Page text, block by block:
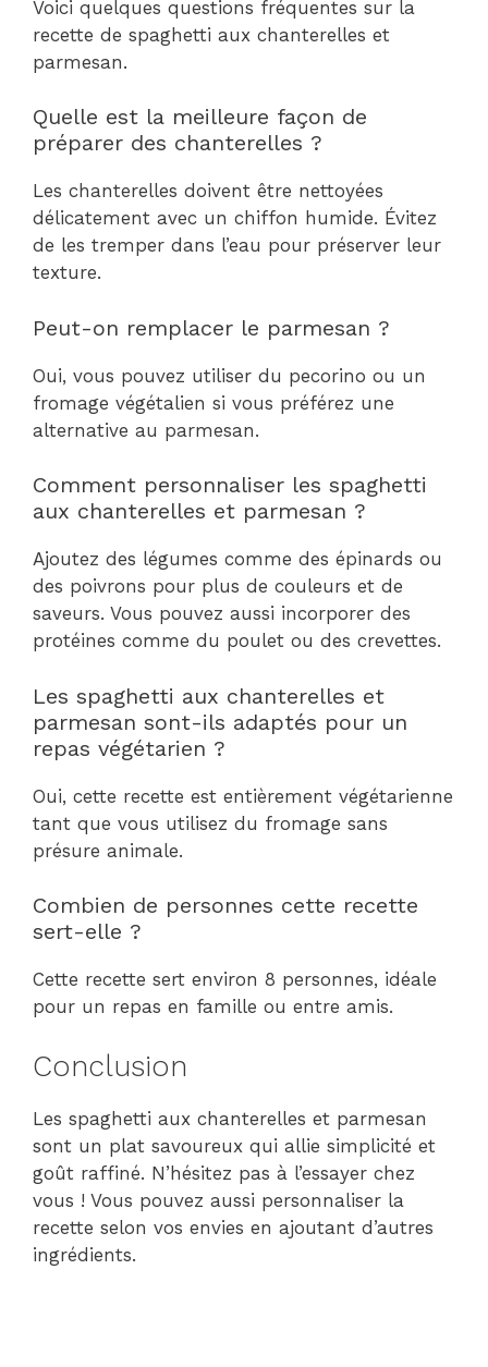
Voici quelques questions fréquentes sur la
recette de spaghetti aux chanterelles et
parmesan.
Quelle est la meilleure façon de
préparer des chanterelles ?
Les chanterelles doivent être nettoyées
délicatement avec un chiffon humide. Évitez
de les tremper dans l’eau pour préserver leur
texture.
Peut-on remplacer le parmesan ?
Oui, vous pouvez utiliser du pecorino ou un
fromage végétalien si vous préférez une
alternative au parmesan.
Comment personnaliser les spaghetti
aux chanterelles et parmesan ?
Ajoutez des légumes comme des épinards ou
des poivrons pour plus de couleurs et de
saveurs. Vous pouvez aussi incorporer des
protéines comme du poulet ou des crevettes.
Les spaghetti aux chanterelles et
parmesan sont-ils adaptés pour un
repas végétarien ?
Oui, cette recette est entièrement végétarienne
tant que vous utilisez du fromage sans
présure animale.
Combien de personnes cette recette
sert-elle ?
Cette recette sert environ 8 personnes, idéale
pour un repas en famille ou entre amis.
Conclusion
Les spaghetti aux chanterelles et parmesan
sont un plat savoureux qui allie simplicité et
goût raffiné. N’hésitez pas à l’essayer chez
vous ! Vous pouvez aussi personnaliser la
recette selon vos envies en ajoutant d’autres
ingrédients.